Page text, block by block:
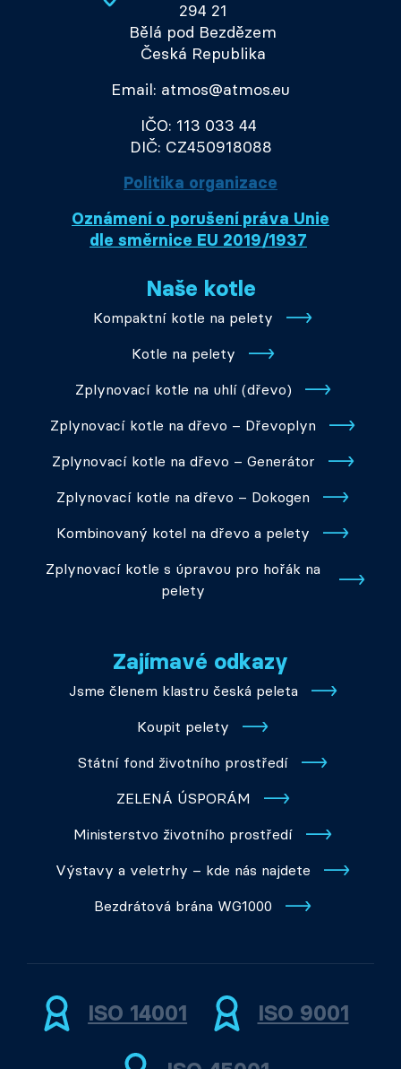
294 21
Bělá pod Bezdězem
Česká Republika
Email: atmos@atmos.eu
IČO: 113 033 44
DIČ: CZ450918088
Politika organizace
Oznámení o porušení práva Unie
dle směrnice EU 2019/1937
Naše kotle
Kompaktní kotle na pelety
Kotle na pelety
Zplynovací kotle na uhlí (dřevo)
Zplynovací kotle na dřevo – Dřevoplyn
Zplynovací kotle na dřevo – Generátor
Zplynovací kotle na dřevo – Dokogen
Kombinovaný kotel na dřevo a pelety
Zplynovací kotle s úpravou pro hořák na
pelety
Zajímavé odkazy
Jsme členem klastru česká peleta
Koupit pelety
Státní fond životního prostředí
ZELENÁ ÚSPORÁM
Ministerstvo životního prostředí
Výstavy a veletrhy – kde nás najdete
Bezdrátová brána WG1000
ISO 14001 ISO 9001